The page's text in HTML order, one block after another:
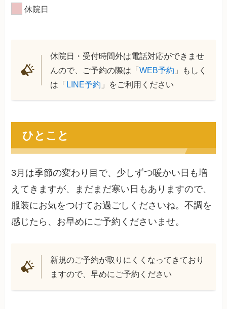
休院日
休院日・受付時間外は電話対応ができませ
んので、ご予約の際は「WEB予約 」もしく
は「LINE予約 」をご利用ください
ひとこと
3月は季節の変わり目で、少しずつ暖かい日も増
えてきますが、まだまだ寒い日もありますので、
服装にお気をつけてお過ごしくださいね。不調を
感じたら、お早めにご予約くださいませ。
新規のご予約が取りにくくなってきており
ますので、早めにご予約ください